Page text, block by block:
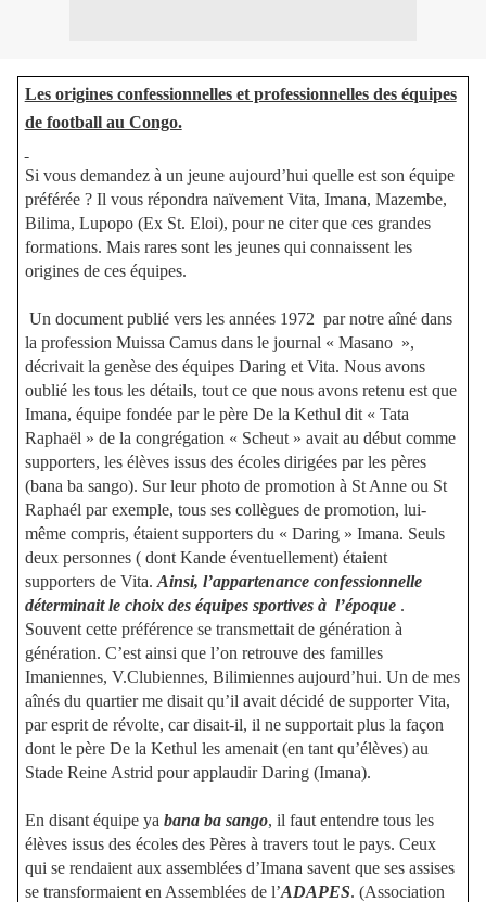
Les origines confessionnelles et professionnelles des équipes
de football au Congo.
Si vous demandez à un jeune aujourd’hui quelle est son équipe
préférée ? Il vous répondra naïvement Vita, Imana, Mazembe,
Bilima, Lupopo (Ex St. Eloi), pour ne citer que ces grandes
formations. Mais rares sont les jeunes qui connaissent les
origines de ces équipes.
Un document publié vers les années 1972 par notre aîné dans
la profession Muissa Camus dans le journal « Masano »,
décrivait la genèse des équipes Daring et Vita. Nous avons
oublié les tous les détails, tout ce que nous avons retenu est que
Imana, équipe fondée par le père De la Kethul dit « Tata
Raphaël » de la congrégation « Scheut » avait au début comme
supporters, les élèves issus des écoles dirigées par les pères
(bana ba sango). Sur leur photo de promotion à St Anne ou St
Raphaél par exemple, tous ses collègues de promotion, lui-
même compris, étaient supporters du « Daring » Imana. Seuls
deux personnes ( dont Kande éventuellement) étaient
supporters de Vita. Ainsi, l’appartenance confessionnelle
déterminait le choix des équipes sportives à l’époque.
Souvent cette préférence se transmettait de génération à
génération. C’est ainsi que l’on retrouve des familles
Imaniennes, V.Clubiennes, Bilimiennes aujourd’hui. Un de mes
aînés du quartier me disait qu’il avait décidé de supporter Vita,
par esprit de révolte, car disait-il, il ne supportait plus la façon
dont le père De la Kethul les amenait (en tant qu’élèves) au
Stade Reine Astrid pour applaudir Daring (Imana).
En disant équipe ya bana ba sango, il faut entendre tous les
élèves issus des écoles des Pères à travers tout le pays. Ceux
qui se rendaient aux assemblées d’Imana savent que ses assises
se transformaient en Assemblées de l’ADAPES. (Association